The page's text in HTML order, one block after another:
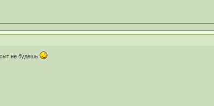
сыт не будешь